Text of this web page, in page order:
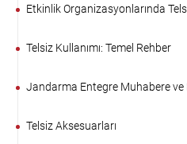
Etkinlik Organizasyonlarında
Telsiz Kullanımı: Temel Rehber
Jandarma Entegre Muhabere ve
Telsiz Aksesuarları